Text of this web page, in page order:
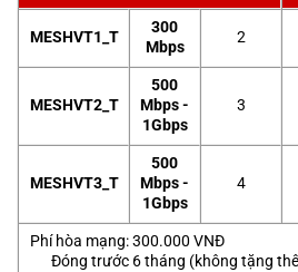
MESHVT1_T
300
Mbps
2
MESHVT2_T
500
Mbps -
1Gbps
3
MESHVT3_T
500
Mbps -
1Gbps
4
Phí hòa mạng: 300.000 VNĐ
Đóng trước 6 tháng (không tặng